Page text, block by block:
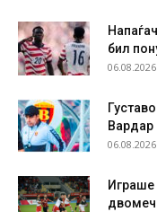
бил
Вардар
двомеч